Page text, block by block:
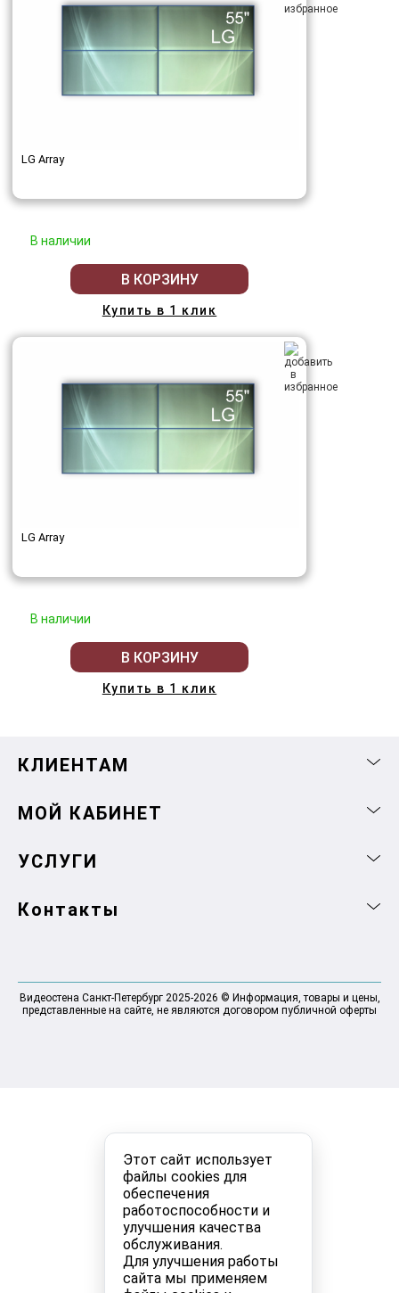
Этот сайт использует
файлы cookies для
обеспечения
работоспособности и
улучшения качества
обслуживания.
Для улучшения работы
сайта мы применяем
LG Array
В наличии
В КОРЗИНУ
Купить в 1 клик
LG Array
В наличии
В КОРЗИНУ
Купить в 1 клик
КЛИЕНТАМ
МОЙ КАБИНЕТ
УСЛУГИ
Контакты
Видеостена Санкт-Петербург 2025-2026 © Информация, товары и цены,
представленные на сайте, не являются договором публичной оферты